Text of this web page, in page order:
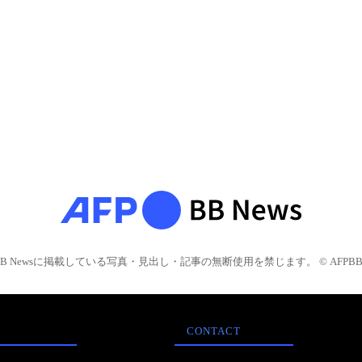
Newsに掲載している写真・見出し・記事の無断使用を禁じます。 © AFPBB
CONTACT